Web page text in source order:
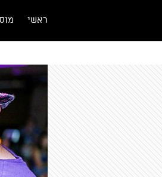
ראשי